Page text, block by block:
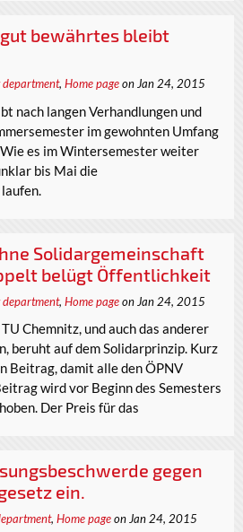
bewährtes bleibt
, Home pageon Jan 24, 2015
nach langen Verhandlungen und
im gewohnten Umfang
es im Wintersemester weiter
bis Mai die
Solidargemeinschaft
belügt Öffentlichkeit
, Home pageon Jan 24, 2015
Chemnitz, und auch das anderer
beruht auf dem Solidarprinzip. Kurz
Beitrag, damit alle den ÖPNV
wird vor Beginn des Semesters
Der Preis für das
gegen
ein.
, Home pageon Jan 24, 2015